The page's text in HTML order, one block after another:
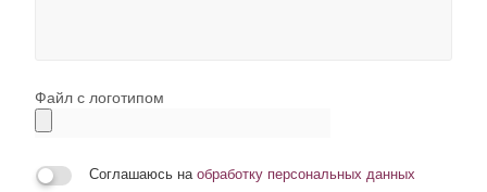
Файл с логотипом
Соглашаюсь на обработку персональных данных